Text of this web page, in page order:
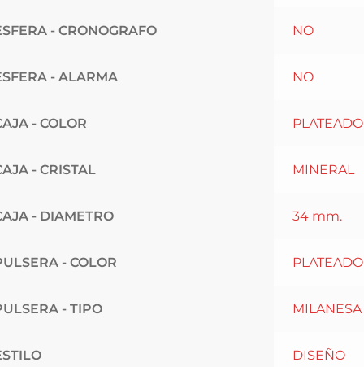
- CRONOGRAFO NO
- ALARMA NO
- COLOR PLATEADO
- CRISTAL MINERAL
- DIAMETRO 34 mm.
- COLOR PLATEADO
- TIPO MILANESA
DISEÑO